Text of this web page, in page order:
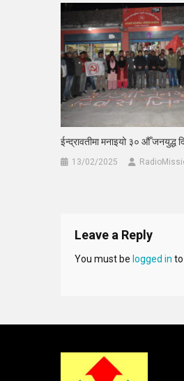
ईन्द्रावतीमा मनाइयो ३० औँ जनयुद्ध
13/02/2025
Leave a Reply
You must be logged in